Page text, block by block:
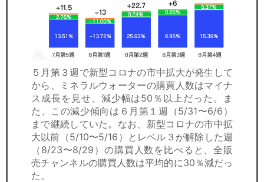
５月第３週で新型コロナの市中拡大が発生して
から、ミネラルウォーターの購買人数はマイナ
ス成長を見せ、減少幅は50％以上だった。ま
た、この減少傾向は６月第１週（5/31〜6/6）
まで継続していた。なお、新型コロナの市中拡
大以前（5/10〜5/16）とレベル３が解除した週
（8/23〜8/29）の購買人数を比べると、全販
売チャンネルの購買人数は平均的に30％減だっ
た。